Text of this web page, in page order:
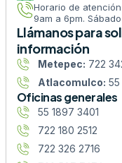
Horario de
9am a 6pm.
Llámanos para
información
Metepec: 722
Atlacomulco: 55
Oficinas generales
55 1897 3401
722 180 2512
722 326 2716